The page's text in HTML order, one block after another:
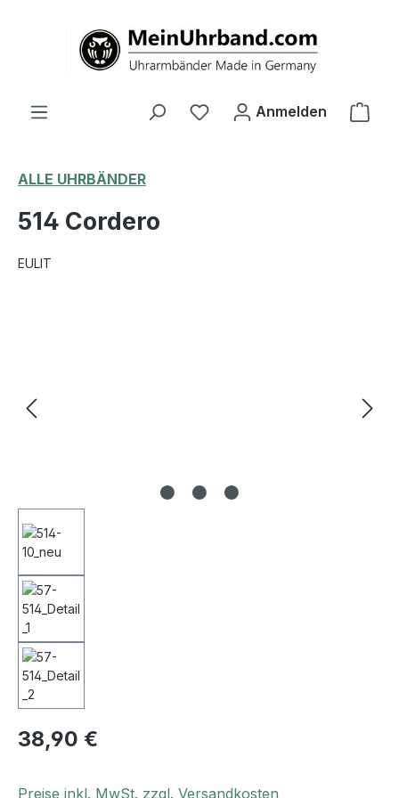
Anmelden
ALLE UHRBÄNDER
514 Cordero
EULIT
38,90 €
Preise inkl. MwSt. zzgl. Versandkosten